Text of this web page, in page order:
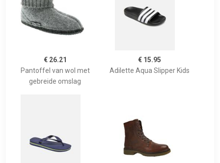
€ 26.21
Pantoffel van wol met
gebreide omslag
€ 15.95
Adilette Aqua Slipper Kids